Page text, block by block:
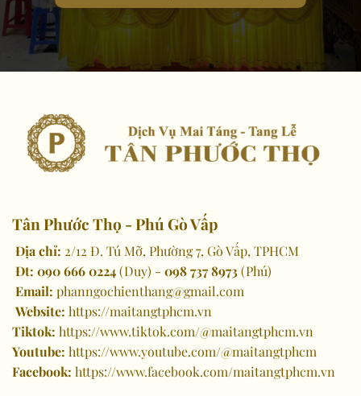
Tân Phước Thọ - Phú Gò Vấp
Địa chỉ: 2/12 Đ. Tú Mỡ, Phường 7, Gò Vấp, TPHCM
Đt: 090 666 0224(Duy) - 098 737 8973(Phú)
Email: phanngochienthang@gmail.com
Website: https://maitangtphcm.vn
Tiktok: https://www.tiktok.com/@maitangtphcm.vn
Youtube: https://www.youtube.com/@maitangtphcm
Facebook: https://www.facebook.com/maitangtphcm.vn